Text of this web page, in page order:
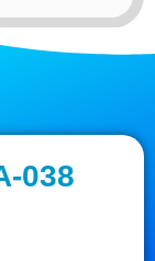
038